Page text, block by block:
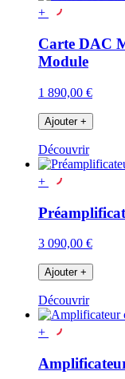
+
Carte DAC
Module
1 890,00 €
Ajouter +
Découvrir
+
3 090,00 €
Ajouter +
Découvrir
+